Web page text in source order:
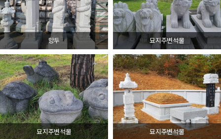
망두 묘지주변석물
묘지주변석물 묘지주변석물